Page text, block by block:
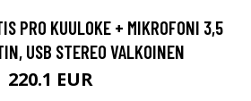
PRO KUULOKE + MIKROFONI 3,5
USB STEREO VALKOINEN
220.1 EUR